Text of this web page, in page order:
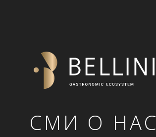
СМИ О НАС